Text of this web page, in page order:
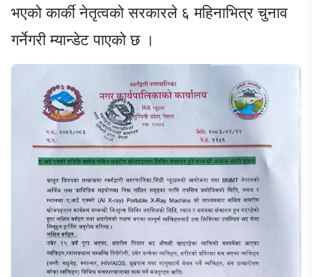
भएको कार्की नेतृत्वको सरकारले ६ महिनाभित्र चुनाव
गर्नेगरी म्यान्डेट पाएको छ ।